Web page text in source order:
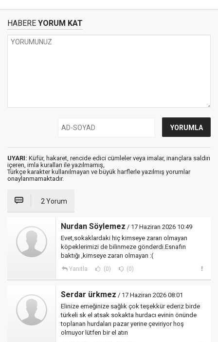
HABERE YORUM KAT
UYARI: Küfür, hakaret, rencide edici cümleler veya imalar, inançlara saldırı
içeren, imla kuralları ile yazılmamış,
Türkçe karakter kullanılmayan ve büyük harflerle yazılmış yorumlar
onaylanmamaktadır.
2 Yorum
Nurdan Söylemez / 17 Haziran 2026 10:49
Evet,sokaklardaki hiç kimseye zararı olmayan
köpeklerimizi de bilinmeze gönderdi.Esnafın
baktığı ,kimseye zararı olmayan :(
Yanıtla (0) (0)
Serdar ürkmez / 17 Haziran 2026 08:01
Elinize emeğinize sağlık çok teşekkür ederiz birde
türkeli sk el atsak sokakta hurdacı evinin önünde
toplanan hurdaları pazar yerine çeviriyor hoş
olmuyor lütfen bir el atın